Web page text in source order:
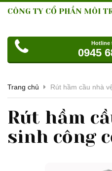
CÔNG TY CỔ PHẦN MÔI
Hotline
0945
Trang chủ Rút hầm cầu nhà
Rút hầm
sinh công